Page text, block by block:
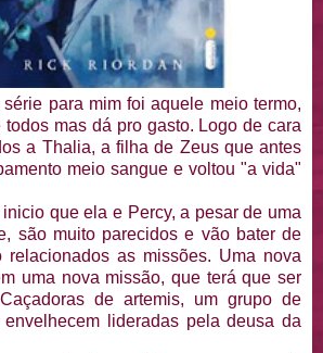
para mim foi aquele meio termo,
mas dá pro gasto. Logo de cara
a Thalia, a filha de Zeus que antes
meio sangue e voltou "a vida"
que ela e Percy, a pesar de uma
são muito parecidos e vão bater de
relacionados as missões. Uma nova
uma nova missão, que terá que ser
de artemis, um grupo de
lideradas pela deusa da